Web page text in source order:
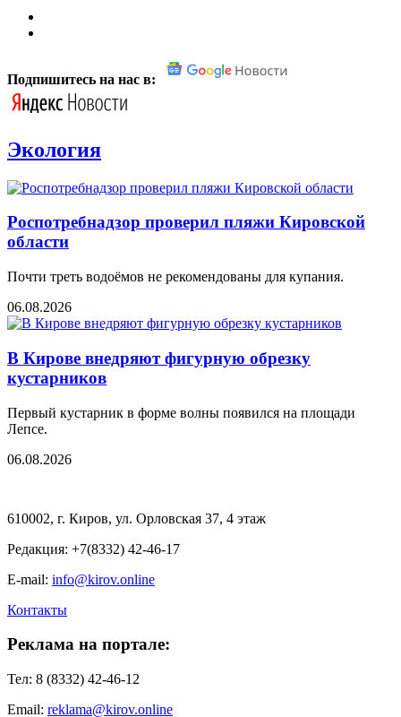
Подпишитесь на нас в:
Экология
Роспотребнадзор проверил пляжи Кировской
области
Почти треть водоёмов не рекомендованы для купания.
06.08.2026
В Кирове внедряют фигурную обрезку
кустарников
Первый кустарник в форме волны появился на площади
Лепсе.
06.08.2026
610002, г. Киров, ул. Орловская 37, 4 этаж
Редакция: +7(8332) 42-46-17
E-mail: info@kirov.online
Контакты
Реклама на портале:
Тел: 8 (8332) 42-46-12
Email: reklama@kirov.online